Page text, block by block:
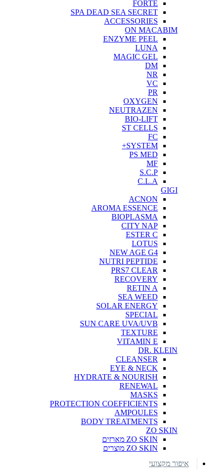
FORTE
SPA DEAD SEA SECRET
ACCESSORIES
ON MACABIM
ENZYME PEEL
LUNA
MAGIC GEL
DM
NR
VC
PR
OXYGEN
NEUTRAZEN
BIO-LIFT
ST CELLS
FC
SYSTEM+
PS MED
MF
S.C.P
C.L.A
GIGI
ACNON
AROMA ESSENCE
BIOPLASMA
CITY NAP
ESTER C
LOTUS
NEW AGE G4
NUTRI PEPTIDE
PRS7 CLEAR
RECOVERY
RETIN A
SEA WEED
SOLAR ENERGY
SPECIAL
SUN CARE UVA/UVB
TEXTURE
VITAMIN E
DR. KLEIN
CLEANSER
EYE & NECK
HYDRATE & NOURISH
RENEWAL
MASKS
PROTECTION COEFFICIENTS
AMPOULES
BODY TREATMENTS
ZO SKIN
ZO SKIN מארזים
ZO SKIN מוצרים
איפור מקצועי